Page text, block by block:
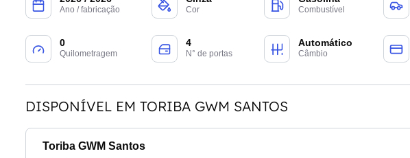
Ano / fabricação Cor Combustível
0
Quilometragem
4
N° de portas
Automático
Câmbio
DISPONÍVEL EM TORIBA GWM SANTOS
Toriba GWM Santos